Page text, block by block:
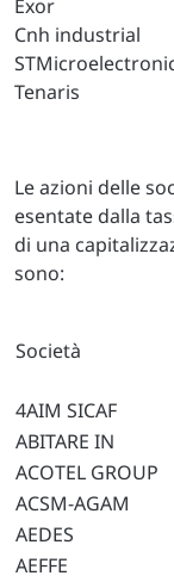
Exor
Cnh industrial
Tenaris
Le azioni delle
esentate dalla
di una
sono:
Società
4AIM SICAF
ABITARE IN
ACOTEL GROUP
ACSM-AGAM
AEDES
AEFFE